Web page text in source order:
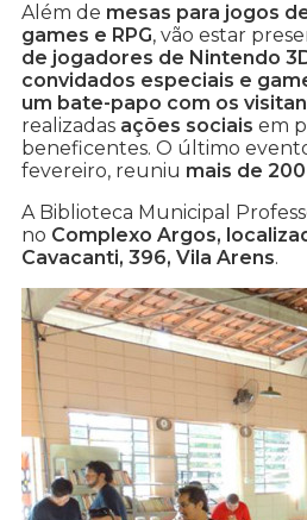
Além de mesas para jogos
games e RPG, vão estar
de jogadores de Nintendo
convidados especiais e
um bate-papo com os
realizadas ações sociais em
beneficentes. O último
fevereiro, reuniu mais de
A Biblioteca Municipal
no Complexo Argos,
Cavacanti, 396, Vila Arens.